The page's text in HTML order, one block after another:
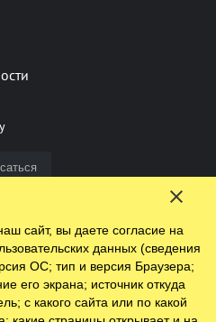
и нажмите Ctrl+Enter
ОГРН 1197847110438.
сайт, вы даете согласие на
данных (сведения
ОС; тип и версия Браузера;
его экрана; источник откуда
с какого сайта или по какой